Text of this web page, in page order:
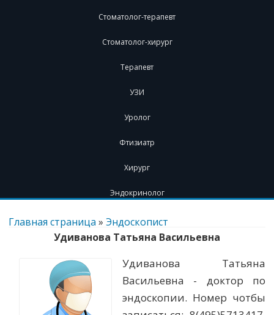
Стоматолог-терапевт
Стоматолог-хирург
Терапевт
УЗИ
Уролог
Фтизиатр
Хирург
Эндокринолог
Перейти
содержимому
Главная страница » Эндоскопист
Удиванова Татьяна Васильевна
Удиванова Татьяна
Васильевна - доктор по
эндоскопии. Номер чотбы